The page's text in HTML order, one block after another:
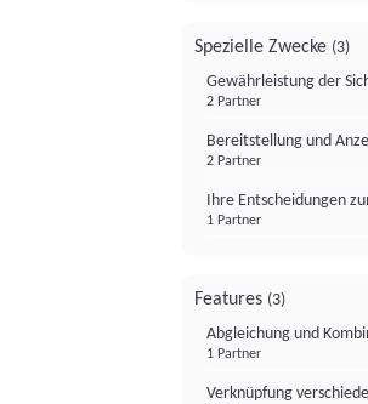
Spezielle Zwecke (3)
Gewährleistung der
2 Partner
Bereitstellung und
2 Partner
Ihre Entscheidungen
1 Partner
Features (3)
Abgleichung und
1 Partner
Verknüpfung